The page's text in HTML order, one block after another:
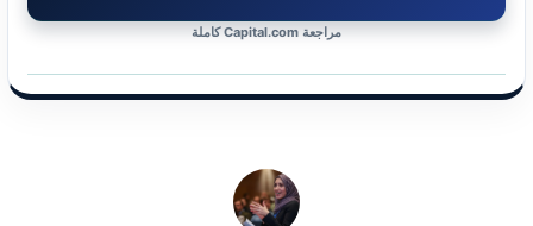
مراجعة Capital.com كاملة